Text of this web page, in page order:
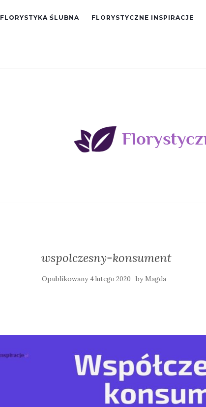
FLORYSTYKA ŚLUBNA FLORYSTYCZNE INSPIRACJE
wspolczesny-konsument
Opublikowany4 lutego 2020 by Magda